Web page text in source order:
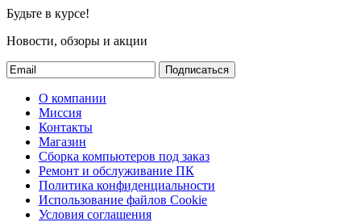
Будьте в курсе!
Новости, обзоры и акции
Подписаться
О компании
Миссия
Контакты
Магазин
Сборка компьютеров под заказ
Ремонт и обслуживание ПК
Политика конфиденциальности
Использование файлов Cookie
Условия соглашения